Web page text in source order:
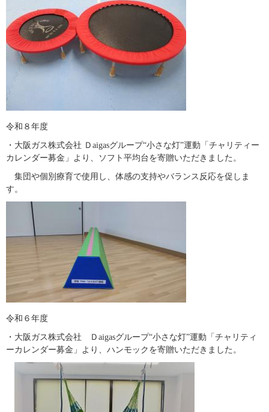
令和８年度
・大阪ガス株式会社 Ｄaigasグループ“小さな灯”運動「チャリティー
カレンダー募金」より、ソフト平均台を寄贈いただきました。
集団や個別療育で使用し、体感の支持やバランス反応を促しま
す。
令和６年度
・大阪ガス株式会社　Ｄaigasグループ“小さな灯”運動「チャリティ
ーカレンダー募金」より、ハンモックを寄贈いただきました。